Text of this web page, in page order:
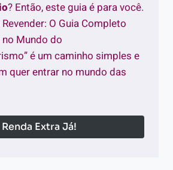
? Então, este guia é para você.
O Guia Completo
Mundo do
é um caminho simples e
quer entrar no mundo das
Renda Extra Já!